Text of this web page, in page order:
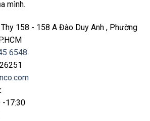
mình.
Thy 158 - 158 A Đào Duy Anh , Phường
6548
-17:30